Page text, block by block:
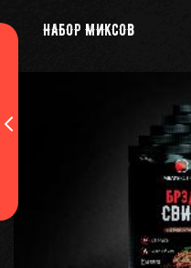
НАБОР МИКСОВ